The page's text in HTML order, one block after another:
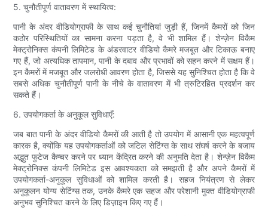
5. चुनौतीपूर्ण वातावरण में स्थायित्व:
पानी के अंदर वीडियोग्राफी के साथ कई चुनौतियां जुड़ी हैं, जिनमें कैमरों को जिन
कठोर परिस्थितियों का सामना करना पड़ता है, वे भी शामिल हैं। शेन्ज़ेन विकैम
मेक्ट्रोनिक्स कंपनी लिमिटेड के अंडरवाटर वीडियो कैमरे मजबूत और टिकाऊ बनाए
गए हैं, जो अत्यधिक तापमान, पानी के दबाव और प्रभावों को सहन करने में सक्षम हैं।
इन कैमरों में मजबूत और जलरोधी आवरण होता है, जिससे यह सुनिश्चित होता है कि वे
सबसे अधिक चुनौतीपूर्ण पानी के नीचे के वातावरण में भी त्रुटिरहित प्रदर्शन कर
सकते हैं।
6. उपयोगकर्ता के अनुकूल सुविधाएँ:
जब बात पानी के अंदर वीडियो कैमरों की आती है तो उपयोग में आसानी एक महत्वपूर्ण
कारक है, क्योंकि यह उपयोगकर्ताओं को जटिल सेटिंग्स के साथ संघर्ष करने के बजाय
अद्भुत फुटेज कैप्चर करने पर ध्यान केंद्रित करने की अनुमति देता है। शेन्ज़ेन विकैम
मेक्ट्रोनिक्स कंपनी लिमिटेड इस आवश्यकता को समझती है और अपने कैमरों में
उपयोगकर्ता-अनुकूल सुविधाओं को शामिल करती है। सहज नियंत्रण से लेकर
अनुकूलन योग्य सेटिंग्स तक, उनके कैमरे एक सहज और परेशानी मुक्त वीडियोग्राफी
अनुभव सुनिश्चित करने के लिए डिज़ाइन किए गए हैं।